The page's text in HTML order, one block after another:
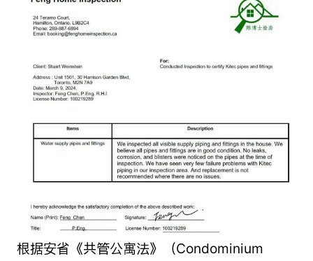
根据安省《共管公寓法》（Condominium